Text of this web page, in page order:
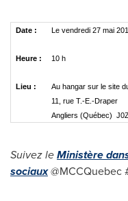
Date : Le vendredi 27 mai
Heure : 10 h
Lieu :
Au hangar sur le site
11, rue T.-E.-Draper
Angliers (Québec)
Suivez leMinistère
sociaux@MCCQuebec